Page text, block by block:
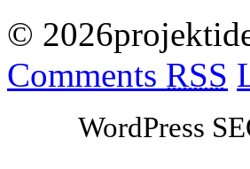
©
Comments RSS
WordPress